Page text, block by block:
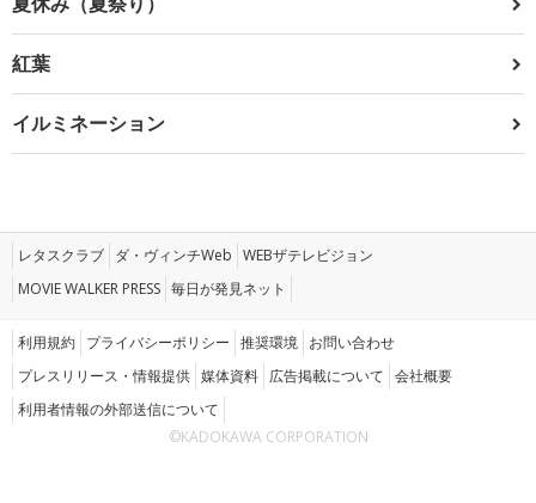
紅葉
イルミネーション
レタスクラブ ダ・ヴィンチWeb WEBザテレビジョン
MOVIE WALKER PRESS 毎日が発見ネット
利用規約 プライバシーポリシー 推奨環境 お問い合わせ
プレスリリース・情報提供 媒体資料 広告掲載について 会社概要
利用者情報の外部送信について
©KADOKAWA CORPORATION